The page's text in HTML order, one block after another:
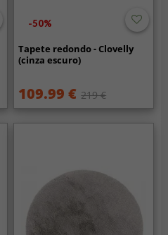
-50%
Tapete redondo - Clovelly
(cinza escuro)
109.99 € 219 €